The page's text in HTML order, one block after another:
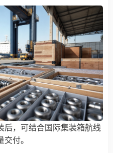
后，可结合国际集装箱航线
付。